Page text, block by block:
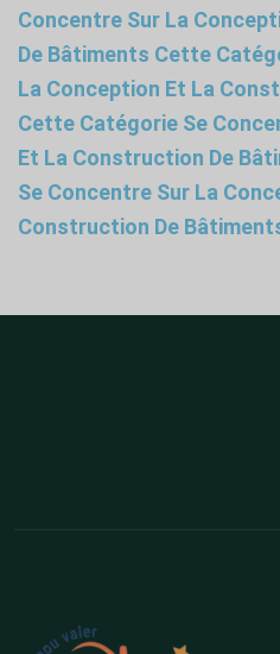
Concentre Sur La
De Bâtiments Cette
La Conception Et La
Cette Catégorie Se
Et La Construction De
Se Concentre Sur La
Construction De